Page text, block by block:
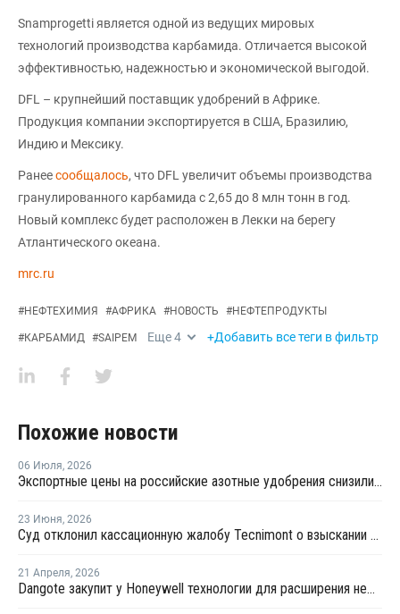
Snamprogetti является одной из ведущих мировых
технологий производства карбамида. Отличается высокой
эффективностью, надежностью и экономической выгодой.
DFL – крупнейший поставщик удобрений в Африке.
Продукция компании экспортируется в США, Бразилию,
Индию и Мексику.
Ранеесообщалось, что DFL увеличит объемы производства
гранулированного карбамида с 2,65 до 8 млн тонн в год.
Новый комплекс будет расположен в Лекки на берегу
Атлантического океана.
mrc.ru
#НЕФТЕХИМИЯ #АФРИКА #НОВОСТЬ #НЕФТЕПРОДУКТЫ
#КАРБАМИД #SAIPEM Еще4 +Добавить все теги в фильтр
Похожие новости
06 Июля, 2026
Экспортные цены на российские азотные удобрения снизились на 22-40%
23 Июня, 2026
Суд отклонил кассационную жалобу Tecnimont о взыскании в пользу "Еврохима"
21 Апреля, 2026
Dangote закупит у Honeywell технологии для расширения нефтехимического комплекса в Лагосе